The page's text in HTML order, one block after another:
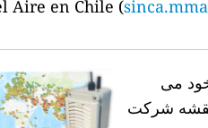
می
نقشه شرکت